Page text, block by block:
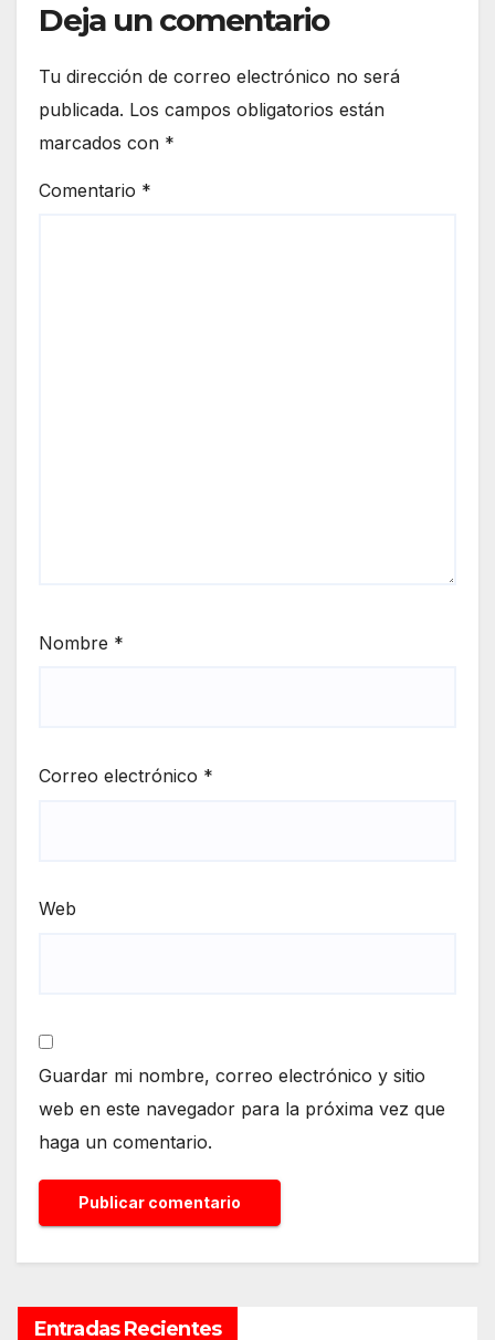
Deja un comentario
Tu dirección de correo electrónico no será
publicada. Los campos obligatorios están
marcados con *
Comentario *
Nombre *
Correo electrónico *
Web
Guardar mi nombre, correo electrónico y sitio
web en este navegador para la próxima vez que
haga un comentario.
Entradas Recientes